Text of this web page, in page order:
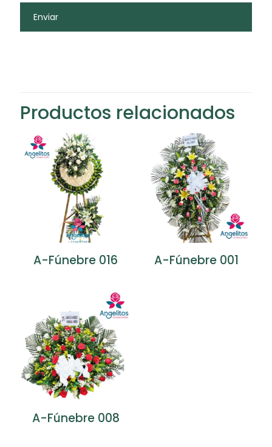
Productos relacionados
A-Fúnebre 016 A-Fúnebre 001
A-Fúnebre 008